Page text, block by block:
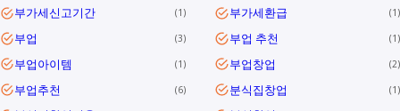
부가세신고기간 1 부가세환급 1
부업 3 부업 추천 1
부업아이템 1 부업창업 2
부업추천 6 분식집창업 1